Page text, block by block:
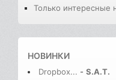
Только интересные
НОВИНКИ
Dropbox... - S.A.T.